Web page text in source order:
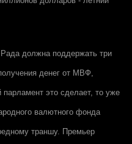
должна поддержать три
денег от МВФ,
это сделает, то уже
валютного фонда
траншу. Премьер